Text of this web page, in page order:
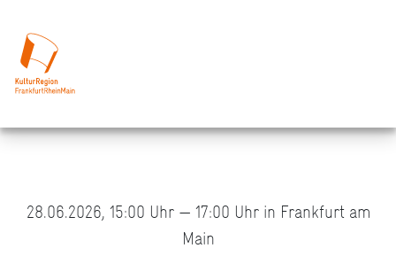
28.06.2026, 15:00 Uhr — 17:00 Uhr in Frankfurt am
Main